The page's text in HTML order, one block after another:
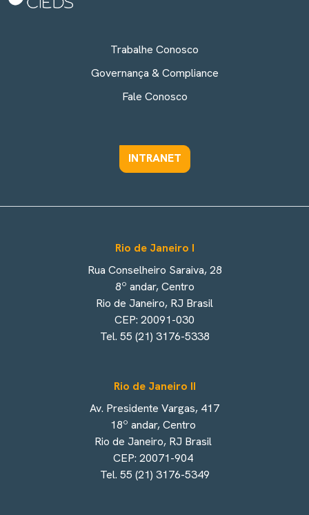
Trabalhe Conosco
Governança & Compliance
Fale Conosco
INTRANET
Rio de Janeiro I
Rua Conselheiro Saraiva, 28
8º andar, Centro
Rio de Janeiro, RJ Brasil
CEP: 20091-030
Tel. 55 (21) 3176-5338
Rio de Janeiro II
Av. Presidente Vargas, 417
18º andar, Centro
Rio de Janeiro, RJ Brasil
CEP: 20071-904
Tel. 55 (21) 3176-5349